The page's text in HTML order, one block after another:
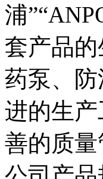
浦
套产品
药泵、
进的生
善的质量